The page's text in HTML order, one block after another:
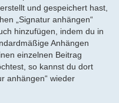
und gespeichert hast,
„Signatur anhängen“
hinzufügen, indem du in
Anhängen
einzelnen Beitrag
so kannst du dort
anhängen“ wieder